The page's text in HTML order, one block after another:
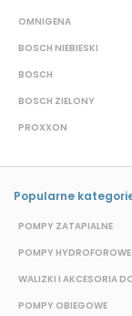
OMNIGENA
BOSCH NIEBIESKI
BOSCH
BOSCH ZIELONY
PROXXON
Popularne
POMPY ZATAPIALNE
POMPY HYDROFOROWE
WALIZKI I AKCESORIA
POMPY OBIEGOWE